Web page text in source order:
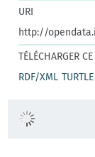
URI
http://
TÉLÉCHARGER
RDF/XML TURTLE